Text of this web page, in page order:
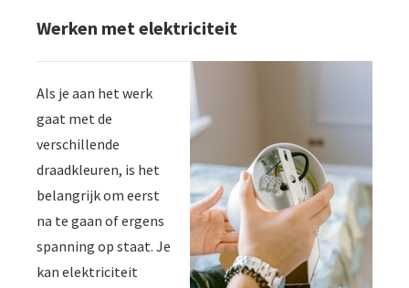
Werken met elektriciteit
Als je aan het werk
gaat met de
verschillende
draadkleuren, is het
belangrijk om eerst
na te gaan of ergens
spanning op staat. Je
kan elektriciteit